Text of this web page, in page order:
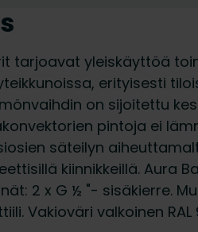
tarjoavat yleiskäyttöä
erityisesti
on sijoitettu
pintoja ei
säteilyn
kiinnikkeillä. Aura
2 x G ½ "- sisäkierre.
Vakioväri valkoinen RAL